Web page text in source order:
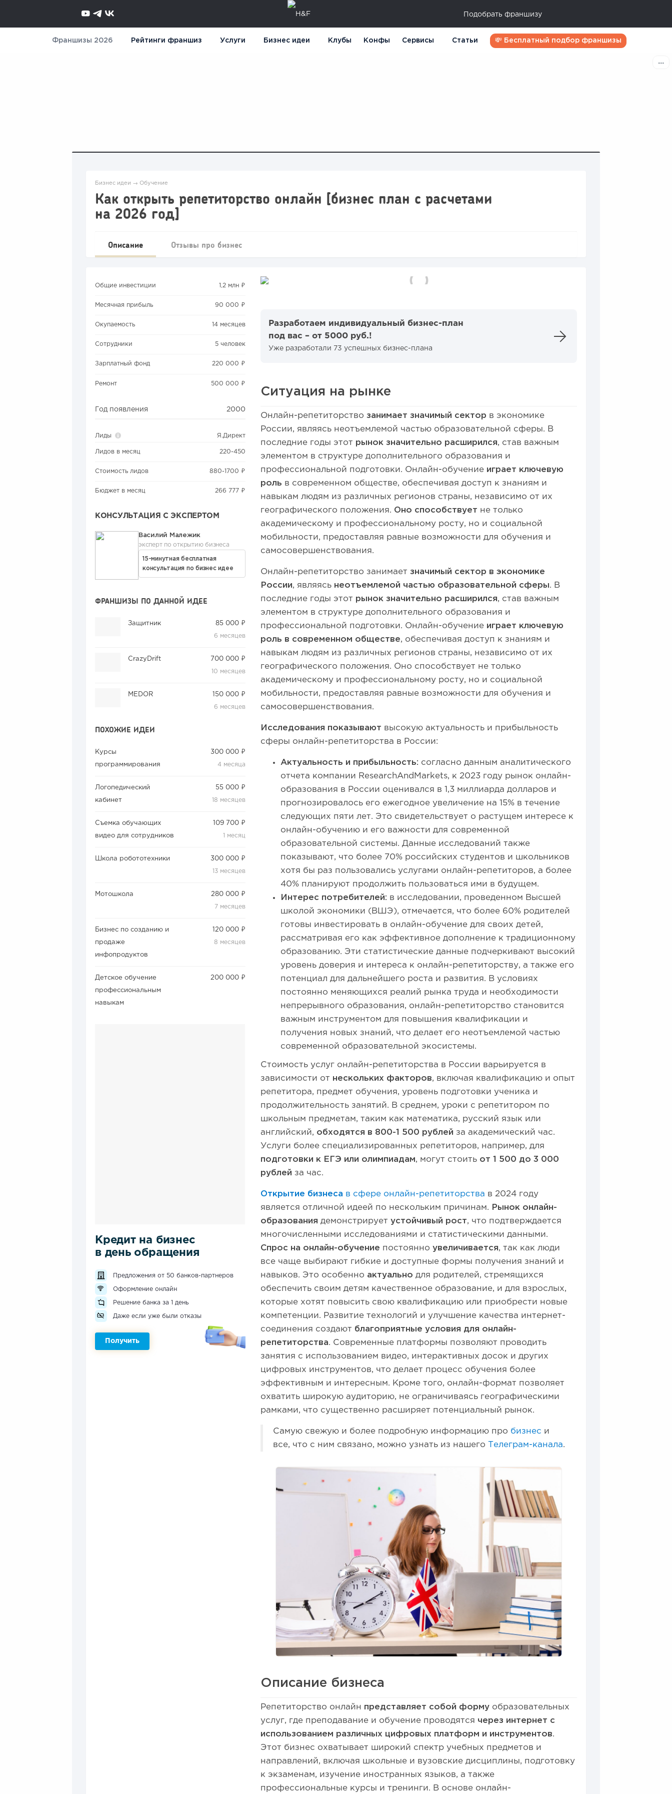
Подобрать франшизу
Франшизы 2026 Рейтинги франшиз Услуги Бизнес идеи Клубы Конфы Сервисы Статьи 💸 Бесплатный подбор франшизы
Бизнес идеи → Обучение
Как открыть репетиторство онлайн [бизнес план с расчетами
на 2026 год]
Описание Отзывы про бизнес
Общие инвестиции 1,2 млн ₽
Месячная прибыль 90 000 ₽
Окупаемость 14 месяцев
Сотрудники 5 человек
Зарплатный фонд 220 000 ₽
Ремонт 500 000 ₽
Год появления 2000
Лиды Я.Директ
Лидов в месяц 220-450
Стоимость лидов 880-1700 ₽
Бюджет в месяц 266 777 ₽
КОНСУЛЬТАЦИЯ С ЭКСПЕРТОМ
Василий Малежик
эксперт по открытию бизнеса
15-минутная бесплатная
консультация по бизнес идее
ФРАНШИЗЫ ПО ДАННОЙ ИДЕЕ
Защитник 85 000 ₽
6 месяцев
CrazyDrift 700 000 ₽
10 месяцев
MEDOR 150 000 ₽
6 месяцев
ПОХОЖИЕ ИДЕИ
Курсы
программирования
300 000 ₽
4 месяца
Логопедический
кабинет
55 000 ₽
18 месяцев
Съемка обучающих
видео для сотрудников
109 700 ₽
1 месяц
Школа робототехники 300 000 ₽
13 месяцев
Мотошкола 280 000 ₽
7 месяцев
Бизнес по созданию и
продаже
инфопродуктов
120 000 ₽
8 месяцев
Детское обучение
профессиональным
навыкам
200 000 ₽
Кредит на бизнес
в день обращения
Предложения от 50 банков-партнеров
Оформление онлайн
Решение банка за 1 день
Даже если уже были отказы
Получить
Разработаем индивидуальный бизнес-план
под вас – от 5000 руб.!
Уже разработали 73 успешных бизнес-плана
Ситуация на рынке
Онлайн-репетиторствозанимает значимый сектор в экономике
России, являясь неотъемлемой частью образовательной сферы. В
последние годы этот рынок значительно расширился, став важным
элементом в структуре дополнительного образования и
профессиональной подготовки. Онлайн-обучение играет ключевую
роль в современном обществе, обеспечивая доступ к знаниям и
навыкам людям из различных регионов страны, независимо от их
географического положения. Оно способствует не только
академическому и профессиональному росту, но и социальной
мобильности, предоставляя равные возможности для обучения и
самосовершенствования.
Онлайн-репетиторство занимаетзначимый сектор в экономике
России, являясь неотъемлемой частью образовательной сферы. В
последние годы этот рынок значительно расширился, став важным
элементом в структуре дополнительного образования и
профессиональной подготовки. Онлайн-обучение играет ключевую
роль в современном обществе, обеспечивая доступ к знаниям и
навыкам людям из различных регионов страны, независимо от их
географического положения. Оно способствует не только
академическому и профессиональному росту, но и социальной
мобильности, предоставляя равные возможности для обучения и
самосовершенствования.
Исследования показывают высокую актуальность и прибыльность
сферы онлайн-репетиторства в России:
Актуальность и прибыльность: согласно данным аналитического
отчета компании ResearchAndMarkets, к 2023 году рынок онлайн-
образования в России оценивался в 1,3 миллиарда долларов и
прогнозировалось его ежегодное увеличение на 15% в течение
следующих пяти лет. Это свидетельствует о растущем интересе к
онлайн-обучению и его важности для современной
образовательной системы. Данные исследований также
показывают, что более 70% российских студентов и школьников
хотя бы раз пользовались услугами онлайн-репетиторов, а более
40% планируют продолжить пользоваться ими в будущем.
Интерес потребителей: в исследовании, проведенном Высшей
школой экономики (ВШЭ), отмечается, что более 60% родителей
готовы инвестировать в онлайн-обучение для своих детей,
рассматривая его как эффективное дополнение к традиционному
образованию. Эти статистические данные подчеркивают высокий
уровень доверия и интереса к онлайн-репетиторству, а также его
потенциал для дальнейшего роста и развития. В условиях
постоянно меняющихся реалий рынка труда и необходимости
непрерывного образования, онлайн-репетиторство становится
важным инструментом для повышения квалификации и
получения новых знаний, что делает его неотъемлемой частью
современной образовательной экосистемы.
Стоимость услуг онлайн-репетиторства в России варьируется в
зависимости от нескольких факторов, включая квалификацию и опыт
репетитора, предмет обучения, уровень подготовки ученика и
продолжительность занятий. В среднем, уроки с репетитором по
школьным предметам, таким как математика, русский язык или
английский, обходятся в 800-1 500 рублей за академический час.
Услуги более специализированных репетиторов, например, для
подготовки к ЕГЭ или олимпиадам, могут стоить от 1 500 до 3 000
рублей за час.
Открытие бизнеса в сфере онлайн-репетиторства в 2024 году
является отличной идеей по нескольким причинам.
Рынок онлайн-
образования демонстрируетустойчивый рост, что подтверждается
многочисленными исследованиями и статистическими данными.
Спрос на онлайн-обучение постоянноувеличивается, так как люди
все чаще выбирают гибкие и доступные формы получения знаний и
навыков. Это особенно актуально для родителей, стремящихся
обеспечить своим детям качественное образование, и для взрослых,
которые хотят повысить свою квалификацию или приобрести новые
компетенции. Развитие технологий и улучшение качества интернет-
соединения создают благоприятные условия для онлайн-
репетиторства. Современные платформы позволяют проводить
занятия с использованием видео, интерактивных досок и других
цифровых инструментов, что делает процесс обучения более
эффективным и интересным. Кроме того, онлайн-формат позволяет
охватить широкую аудиторию, не ограничиваясь географическими
рамками, что существенно расширяет потенциальный рынок.
Самую свежую и более подробную информацию про бизнес и
все, что с ним связано, можно узнать из нашего
Телеграм-канала.
Описание бизнеса
Репетиторство онлайн представляет собой форму образовательных
услуг, где преподавание и обучение проводятся через интернет с
использованием различных цифровых платформ и инструментов.
Этот бизнес охватывает широкий спектр учебных предметов и
направлений, включая школьные и вузовские дисциплины, подготовку
к экзаменам, изучение иностранных языков, а также
профессиональные курсы и тренинги. В основе онлайн-